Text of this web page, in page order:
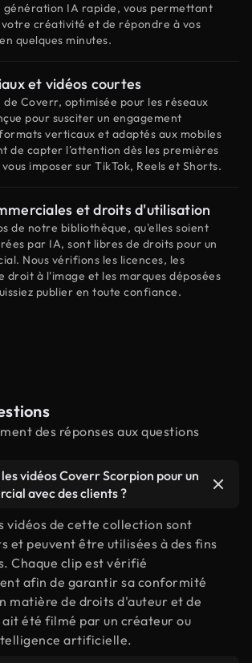
génération IA rapide, vous permettant
créativité et de répondre à vos
quelques minutes.
et vidéos courtes
Coverr, optimisée pour les réseaux
pour susciter un engagement
verticaux et adaptés aux mobiles
de capter l'attention dès les premières
imposer sur TikTok, Reels et Shorts.
et droits d'utilisation
de notre bibliothèque, qu'elles soient
par IA, sont libres de droits pour un
Nous vérifions les licences, les
droit à l'image et les marques déposées
publier en toute confiance.
des réponses aux questions
vidéos Coverr Scorpion pour un
avec des clients ?
vidéos de cette collection sont
et peuvent être utilisées à des fins
Chaque clip est vérifié
afin de garantir sa conformité
matière de droits d'auteur et de
été filmé par un créateur ou
artificielle.